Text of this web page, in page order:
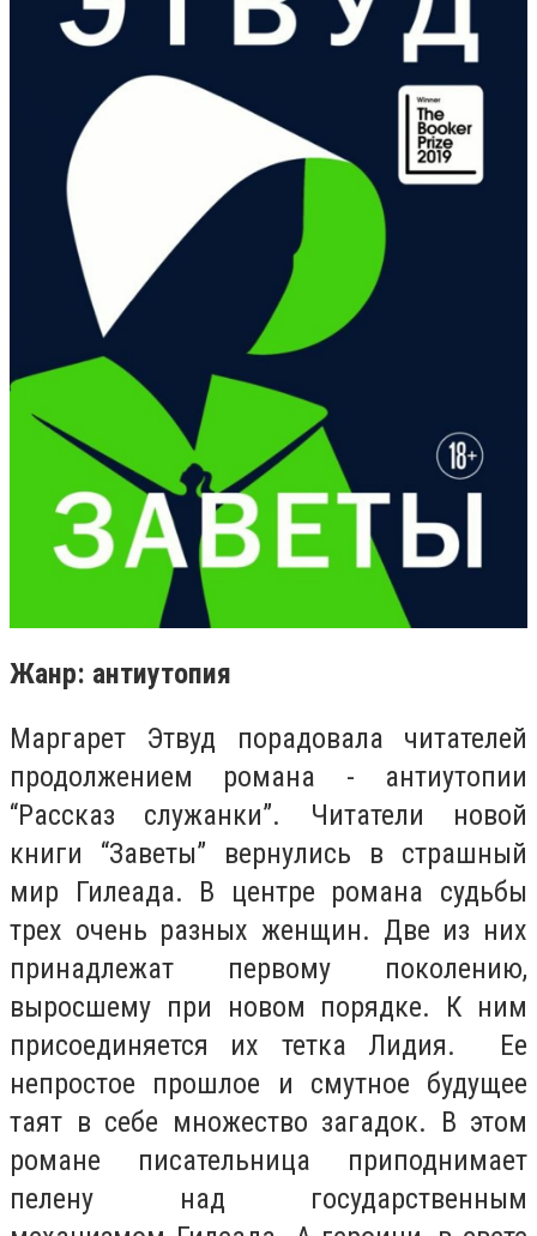
Жанр: антиутопия
Маргарет Этвуд порадовала читателей
продолжением романа - антиутопии
“Рассказ служанки”. Читатели новой
книги “Заветы” вернулись в страшный
мир Гилеада. В центре романа судьбы
трех очень разных женщин. Две из них
принадлежат первому поколению,
выросшему при новом порядке. К ним
присоединяется их тетка Лидия. Ее
непростое прошлое и смутное будущее
таят в себе множество загадок. В этом
романе писательница приподнимает
пелену над государственным